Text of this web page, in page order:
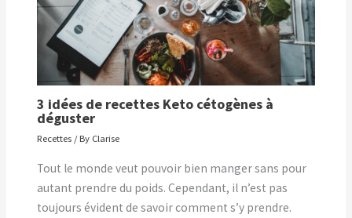
3 idées de recettes Keto cétogènes à
déguster
Recettes / By Clarise
Tout le monde veut pouvoir bien manger sans pour
autant prendre du poids. Cependant, il n’est pas
toujours évident de savoir comment s’y prendre.